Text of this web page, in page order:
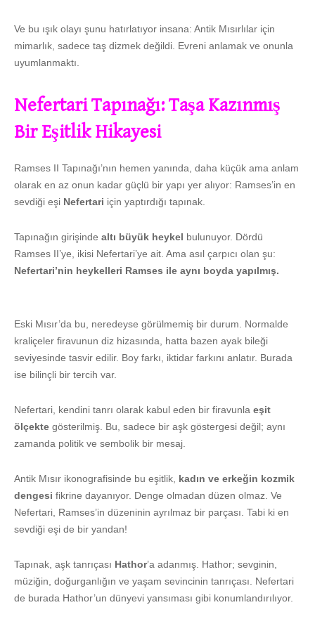
Ve bu ışık olayı şunu hatırlatıyor insana: Antik Mısırlılar için
mimarlık, sadece taş dizmek değildi. Evreni anlamak ve onunla
uyumlanmaktı.
Nefertari Tapınağı: Taşa Kazınmış
Bir Eşitlik Hikayesi
Ramses II Tapınağı’nın hemen yanında, daha küçük ama anlam
olarak en az onun kadar güçlü bir yapı yer alıyor: Ramses’in en
sevdiği eşi Nefertari için yaptırdığı tapınak.
Tapınağın girişinde altı büyük heykel bulunuyor. Dördü
Ramses II’ye, ikisi Nefertari’ye ait. Ama asıl çarpıcı olan şu:
Nefertari’nin heykelleri Ramses ile aynı boyda yapılmış.
Eski Mısır’da bu, neredeyse görülmemiş bir durum. Normalde
kraliçeler firavunun diz hizasında, hatta bazen ayak bileği
seviyesinde tasvir edilir. Boy farkı, iktidar farkını anlatır. Burada
ise bilinçli bir tercih var.
Nefertari, kendini tanrı olarak kabul eden bir firavunla eşit
ölçekte gösterilmiş. Bu, sadece bir aşk göstergesi değil; aynı
zamanda politik ve sembolik bir mesaj.
Antik Mısır ikonografisinde bu eşitlik, kadın ve erkeğin kozmik
dengesi fikrine dayanıyor. Denge olmadan düzen olmaz. Ve
Nefertari, Ramses’in düzeninin ayrılmaz bir parçası. Tabi ki en
sevdiği eşi de bir yandan!
Tapınak, aşk tanrıçası Hathor’a adanmış. Hathor; sevginin,
müziğin, doğurganlığın ve yaşam sevincinin tanrıçası. Nefertari
de burada Hathor’un dünyevi yansıması gibi konumlandırılıyor.